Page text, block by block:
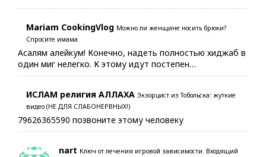
Mariam CookingVlog Можно ли женщине носить брюки?
Спросите имама
Асалям алейкум! Конечно, надеть полностью хиджаб в
один миг нелегко. К этому идут постепен…
ИСЛАМ религия АЛЛАХА Экзорцист из Тобольска: жуткие
видео (НЕ ДЛЯ СЛАБОНЕРВНЫХ!)
79626365590 позвоните этому человеку
nart Ключ от лечения игровой зависимости. Входящий